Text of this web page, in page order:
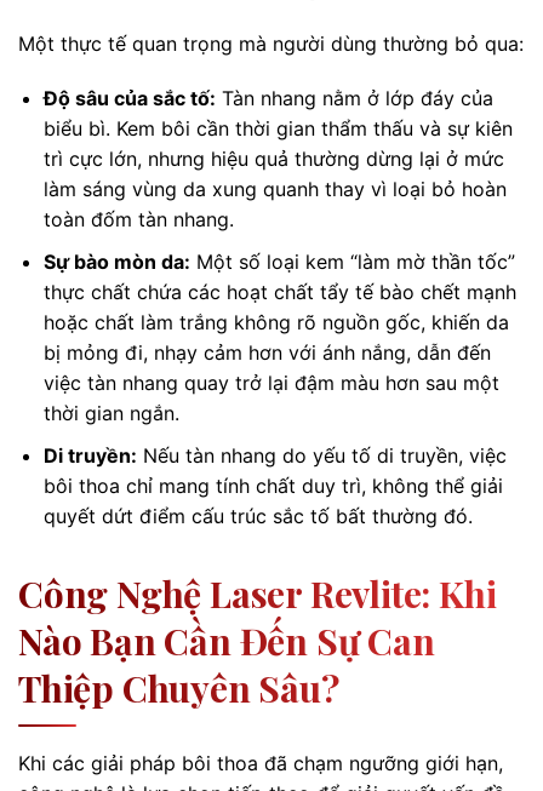
Một thực tế quan trọng mà người dùng thường bỏ qua:
Độ sâu của sắc tố: Tàn nhang nằm ở lớp đáy của
biểu bì. Kem bôi cần thời gian thẩm thấu và sự kiên
trì cực lớn, nhưng hiệu quả thường dừng lại ở mức
làm sáng vùng da xung quanh thay vì loại bỏ hoàn
toàn đốm tàn nhang.
Sự bào mòn da: Một số loại kem “làm mờ thần tốc”
thực chất chứa các hoạt chất tẩy tế bào chết mạnh
hoặc chất làm trắng không rõ nguồn gốc, khiến da
bị mỏng đi, nhạy cảm hơn với ánh nắng, dẫn đến
việc tàn nhang quay trở lại đậm màu hơn sau một
thời gian ngắn.
Di truyền: Nếu tàn nhang do yếu tố di truyền, việc
bôi thoa chỉ mang tính chất duy trì, không thể giải
quyết dứt điểm cấu trúc sắc tố bất thường đó.
Công Nghệ Laser Revlite: Khi
Nào Bạn Cần Đến Sự Can
Thiệp Chuyên Sâu?
Khi các giải pháp bôi thoa đã chạm ngưỡng giới hạn,